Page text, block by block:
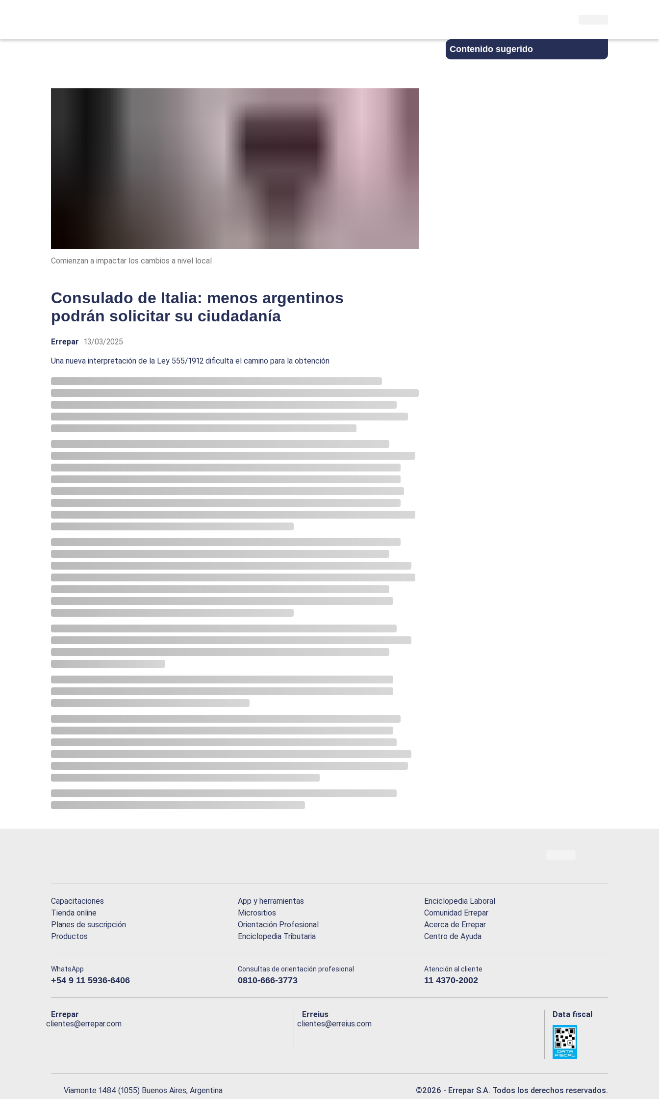
Contenido sugerido
Comienzan a impactar los cambios a nivel local
Consulado de Italia: menos argentinos
podrán solicitar su ciudadanía
Errepar 13/03/2025
Una nueva interpretación de la Ley 555/1912 dificulta el camino para la obtención
Capacitaciones
Tienda online
Planes de suscripción
Productos
App y herramientas
Micrositios
Orientación Profesional
Enciclopedia Tributaria
Enciclopedia Laboral
Comunidad Errepar
Acerca de Errepar
Centro de Ayuda
WhatsApp
+54 9 11 5936-6406
Consultas de orientación profesional
0810-666-3773
Atención al cliente
11 4370-2002
Errepar
clientes@errepar.com
Erreius
clientes@erreius.com
Data fiscal
Viamonte 1484 (1055) Buenos Aires, Argentina ©2026 - Errepar S.A. Todos los derechos reservados.